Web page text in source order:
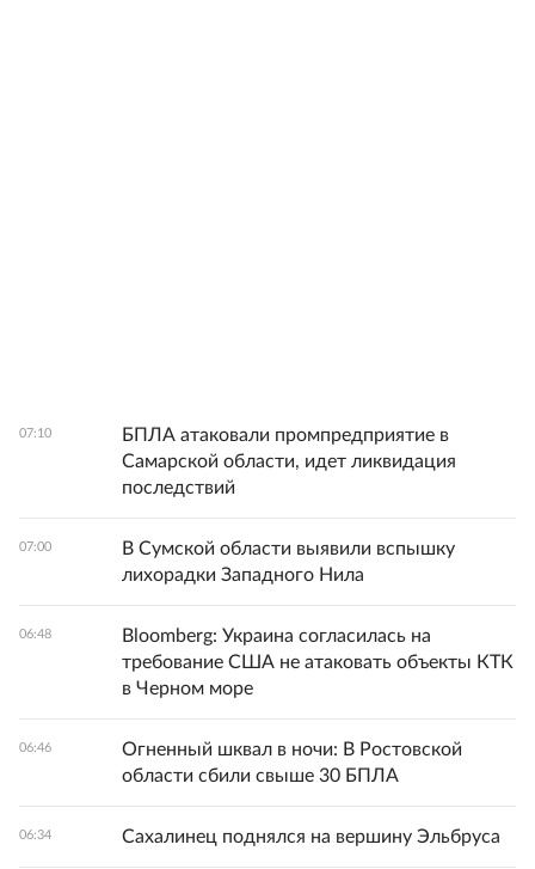
07:10
БПЛА атаковали промпредприятие в
Самарской области, идет ликвидация
последствий
07:00
В Сумской области выявили вспышку
лихорадки Западного Нила
06:48
Bloomberg: Украина согласилась на
требование США не атаковать объекты КТК
в Черном море
06:46
Огненный шквал в ночи: В Ростовской
области сбили свыше 30 БПЛА
06:34 Сахалинец поднялся на вершину Эльбруса